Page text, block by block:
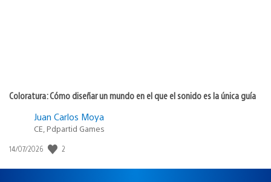
Coloratura: Cómo diseñar un mundo en el que el sonido es la única guía
Juan Carlos Moya
CE, Pdpartid Games
Fecha
publicación:
14/07/2026 2